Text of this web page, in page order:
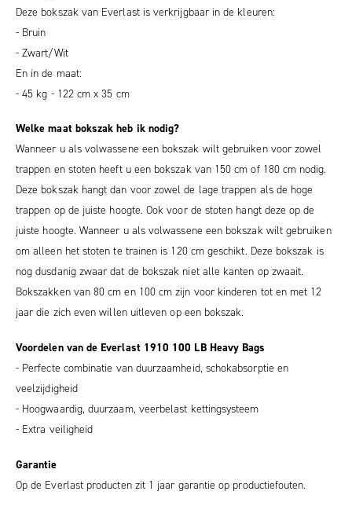
Deze bokszak van Everlast is verkrijgbaar in de kleuren:
- Bruin
- Zwart/Wit
En in de maat:
- 45 kg - 122 cm x 35 cm
Welke maat bokszak heb ik nodig?
Wanneer u als volwassene een bokszak wilt gebruiken voor zowel
trappen en stoten heeft u een bokszak van 150 cm of 180 cm nodig.
Deze bokszak hangt dan voor zowel de lage trappen als de hoge
trappen op de juiste hoogte. Ook voor de stoten hangt deze op de
juiste hoogte. Wanneer u als volwassene een bokszak wilt gebruiken
om alleen het stoten te trainen is 120 cm geschikt. Deze bokszak is
nog dusdanig zwaar dat de bokszak niet alle kanten op zwaait.
Bokszakken van 80 cm en 100 cm zijn voor kinderen tot en met 12
jaar die zich even willen uitleven op een bokszak.
Voordelen van de Everlast 1910 100 LB Heavy Bags
- Perfecte combinatie van duurzaamheid, schokabsorptie en
veelzijdigheid
- Hoogwaardig, duurzaam, veerbelast kettingsysteem
- Extra veiligheid
Garantie
Op de Everlast producten zit 1 jaar garantie op productiefouten.